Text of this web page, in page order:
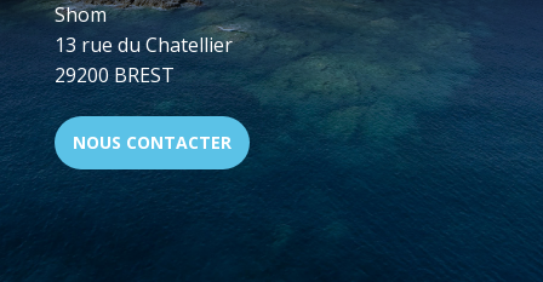
Shom
13 rue du Chatellier
29200 BREST
NOUS CONTACTER